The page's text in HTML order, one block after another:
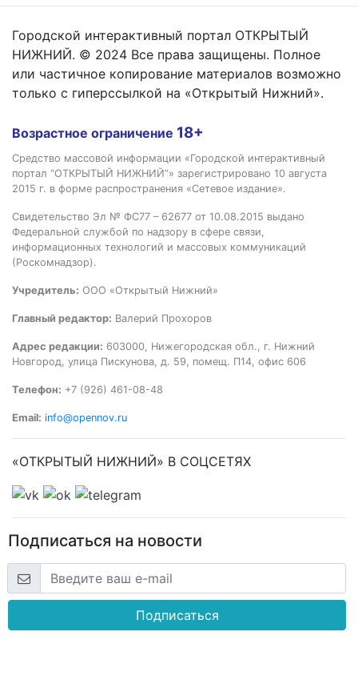
Городской интерактивный портал ОТКРЫТЫЙ
НИЖНИЙ. © 2024 Все права защищены. Полное
или частичное копирование материалов возможно
только с гиперссылкой на «Открытый Нижний».
Возрастное ограничение 18+
Средство массовой информации «Городской интерактивный
портал “ОТКРЫТЫЙ НИЖНИЙ”» зарегистрировано 10 августа
2015 г. в форме распространения «Сетевое издание».
Свидетельство Эл № ФС77 – 62677 от 10.08.2015 выдано
Федеральной службой по надзору в сфере связи,
информационных технологий и массовых коммуникаций
(Роскомнадзор).
Учредитель: ООО «Открытый Нижний»
Главный редактор: Валерий Прохоров
Адрес редакции: 603000, Нижегородская обл., г. Нижний
Новгород, улица Пискунова, д. 59, помещ. П14, офис 606
Телефон: +7 (926) 461-08-48
Email: info@opennov.ru
«ОТКРЫТЫЙ НИЖНИЙ» В СОЦСЕТЯХ
Подписаться на новости
Подписаться